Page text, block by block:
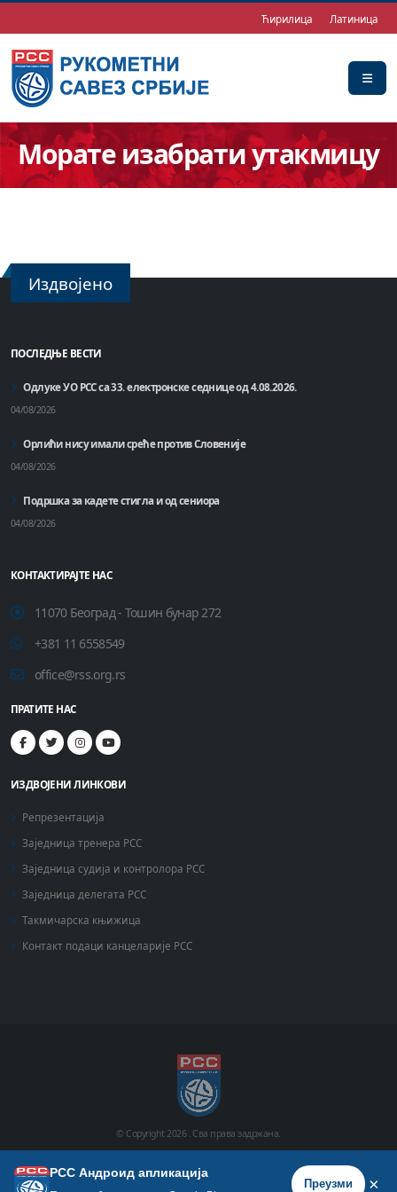
Ћирилица Латиница
Морате изабрати утакмицу
Издвојено
ПОСЛЕДЊЕ ВЕСТИ
Одлуке УО РСС са 33. електронске седнице од 4.08.2026.
04/08/2026
Орлићи нису имали среће против Словеније
04/08/2026
Подршка за кадете стигла и од сениора
04/08/2026
КОНТАКТИРАЈТЕ НАС
11070 Београд - Тошин бунар 272
+381 11 6558549
office@rss.org.rs
ПРАТИТЕ НАС
ИЗДВОЈЕНИ ЛИНКОВИ
Репрезентација
Заједница тренера РСС
Заједница судија и контролора РСС
Заједница делегата РСС
Такмичарска књижица
Контакт подаци канцеларије РСС
© Copyright2026 . Сва права задржана.
Почетна Историја Фото галерија Видео галерија
РСС Андроид апликација
Преузми ×